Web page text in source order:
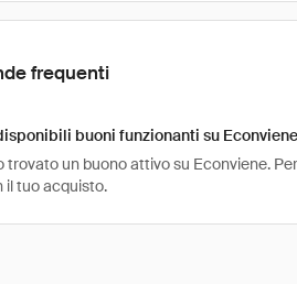
frequenti
buoni funzionanti su
trovato un buono attivo su Econviene.
il tuo acquisto.